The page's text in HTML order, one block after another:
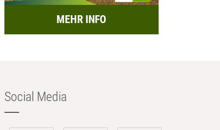
MEHR INFO
Social Media